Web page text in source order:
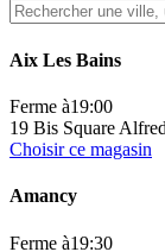
Aix Les Bains
Ferme à19:00
19 Bis Square
Choisir ce magasin
Amancy
Ferme à19:30